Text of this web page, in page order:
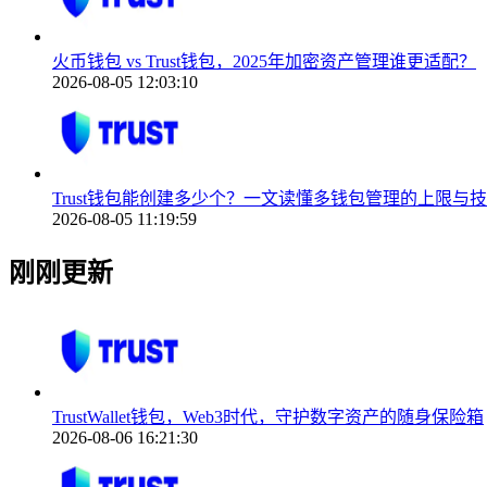
火币钱包 vs Trust钱包，2025年加密资产管理谁更适配？
2026-08-05 12:03:10
Trust钱包能创建多少个？一文读懂多钱包管理的上限与
2026-08-05 11:19:59
刚刚更新
TrustWallet钱包，Web3时代，守护数字资产的随身保险箱
2026-08-06 16:21:30